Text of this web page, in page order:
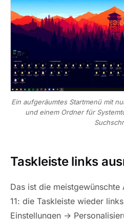
Ein aufgeräumtes Startmenü mit
und einem Ordner für
Taskleiste links
Das ist die
11: die Taskleiste wieder
Einstellungen →